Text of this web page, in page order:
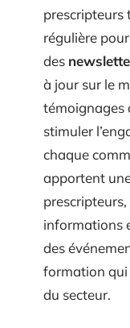
régulière
des
à jour sur le
témoignages
stimuler
chaque
apportent
informations
des
formation qui
du secteur.